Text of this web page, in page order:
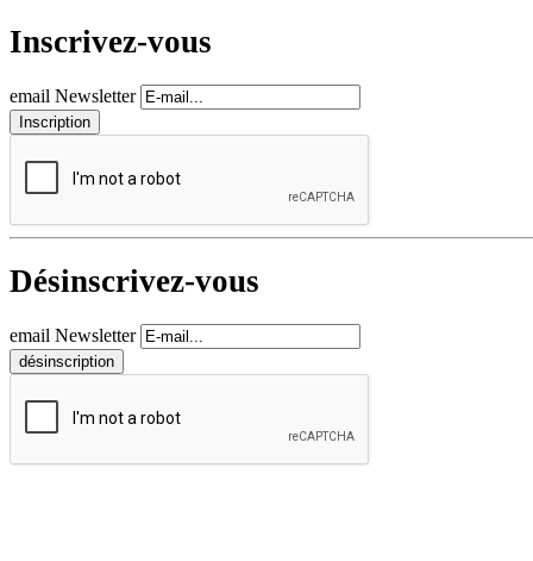
Inscrivez-vous
email Newsletter
Désinscrivez-vous
email Newsletter